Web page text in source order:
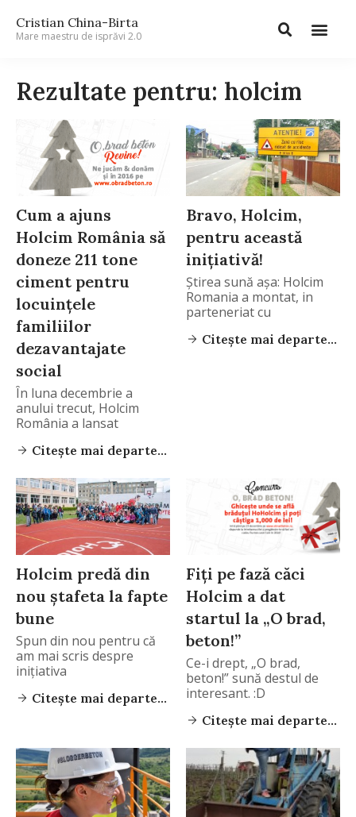
Cristian China-Birta
Mare maestru de isprăvi 2.0
Rezultate pentru: holcim
Cum a ajuns
Holcim România să
doneze 211 tone
ciment pentru
locuințele
familiilor
dezavantajate
social
În luna decembrie a
anului trecut, Holcim
România a lansat
Citește mai departe...
Bravo, Holcim,
pentru această
inițiativă!
Știrea sună așa: Holcim
Romania a montat, in
parteneriat cu
Citește mai departe...
Holcim predă din
nou ștafeta la fapte
bune
Spun din nou pentru că
am mai scris despre
inițiativa
Citește mai departe...
Fiți pe fază căci
Holcim a dat
startul la „O brad,
beton!”
Ce-i drept, „O brad,
beton!” sună destul de
interesant. :D
Citește mai departe...